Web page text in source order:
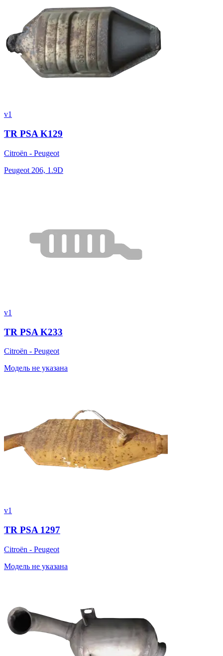
v1
TR PSA K129
Citroën - Peugeot
Peugeot 206, 1.9D
v1
TR PSA K233
Citroën - Peugeot
Модель не указана
v1
TR PSA 1297
Citroën - Peugeot
Модель не указана